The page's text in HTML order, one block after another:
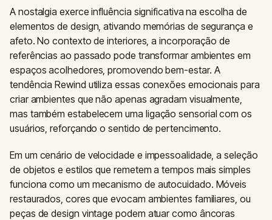
A nostalgia exerce influência significativa na escolha de
elementos de design, ativando memórias de segurança e
afeto. No contexto de interiores, a incorporação de
referências ao passado pode transformar ambientes em
espaços acolhedores, promovendo bem-estar. A
tendência Rewind utiliza essas conexões emocionais para
criar ambientes que não apenas agradam visualmente,
mas também estabelecem uma ligação sensorial com os
usuários, reforçando o sentido de pertencimento.
Em um cenário de velocidade e impessoalidade, a seleção
de objetos e estilos que remetem a tempos mais simples
funciona como um mecanismo de autocuidado. Móveis
restaurados, cores que evocam ambientes familiares, ou
peças de design vintage podem atuar como âncoras